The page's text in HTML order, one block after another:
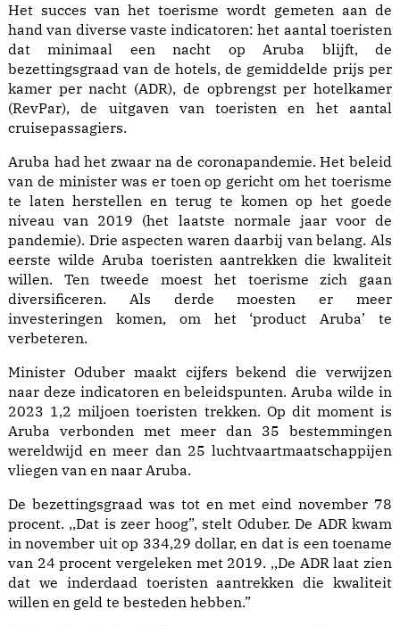
Het succes van het toerisme wordt gemeten aan de
hand van diverse vaste indicatoren: het aantal toeristen
dat minimaal een nacht op Aruba blijft, de
bezettingsgraad van de hotels, de gemiddelde prijs per
kamer per nacht (ADR), de opbrengst per hotelkamer
(RevPar), de uitgaven van toeristen en het aantal
cruisepassagiers.
Aruba had het zwaar na de coronapandemie. Het beleid
van de minister was er toen op gericht om het toerisme
te laten herstellen en terug te komen op het goede
niveau van 2019 (het laatste normale jaar voor de
pandemie). Drie aspecten waren daarbij van belang. Als
eerste wilde Aruba toeristen aantrekken die kwaliteit
willen. Ten tweede moest het toerisme zich gaan
diversificeren. Als derde moesten er meer
investeringen komen, om het ‘product Aruba’ te
verbeteren.
Minister Oduber maakt cijfers bekend die verwijzen
naar deze indicatoren en beleidspunten. Aruba wilde in
2023 1,2 miljoen toeristen trekken. Op dit moment is
Aruba verbonden met meer dan 35 bestemmingen
wereldwijd en meer dan 25 luchtvaartmaatschappijen
vliegen van en naar Aruba.
De bezettingsgraad was tot en met eind november 78
procent. ,,Dat is zeer hoog”, stelt Oduber. De ADR kwam
in november uit op 334,29 dollar, en dat is een toename
van 24 procent vergeleken met 2019. ,,De ADR laat zien
dat we inderdaad toeristen aantrekken die kwaliteit
willen en geld te besteden hebben.”